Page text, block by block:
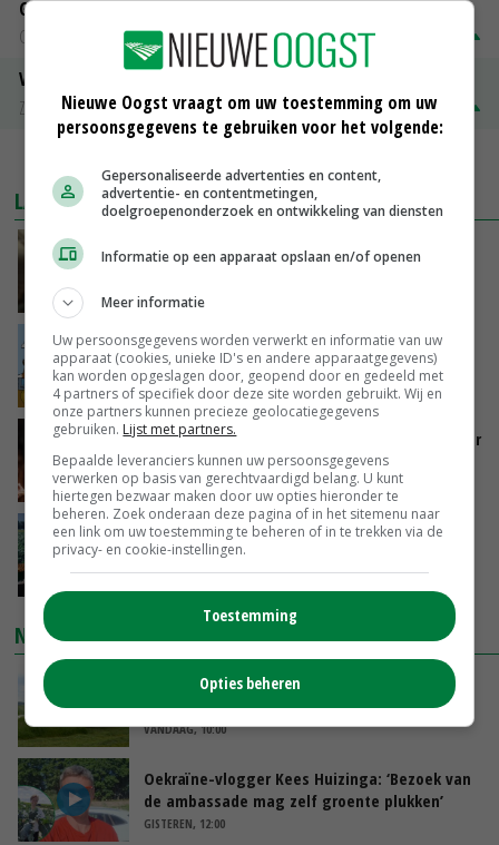
Gerst
Groningen
€ 197,00
Volle melkpoeder
Zuivel NL
€ 345,00 € 20,00
LAATSTE NIEUWS
‘Samenwerking A-ware en Amalthea gaat
zorgen voor meer balans’
VANDAAG, 16:01
Internationale vraag naar geitenzuivel blijft
groot: Nederland in Europese top
VANDAAG, 15:33
Vlaamse varkensstapel krimpt, pluimveesector
groeit door schaalvergroting
VANDAAG, 15:20
‘Cijfer jezelf niet weg en doe vooral ook waar
je gelukkig van wordt’
VANDAAG, 13:31
NIEUWSTE VIDEO'S
POAH!: John Deere 7730
VANDAAG, 10:00
Oekraïne-vlogger Kees Huizinga: ‘Bezoek van
de ambassade mag zelf groente plukken’
GISTEREN, 12:00
Nieuwe Oogst vraagt om uw toestemming om uw
persoonsgegevens te gebruiken voor het volgende:
Gepersonaliseerde advertenties en content,
advertentie- en contentmetingen,
doelgroepenonderzoek en ontwikkeling van diensten
Informatie op een apparaat opslaan en/of openen
Meer informatie
Uw persoonsgegevens worden verwerkt en informatie van uw
apparaat (cookies, unieke ID's en andere apparaatgegevens)
kan worden opgeslagen door, geopend door en gedeeld met
4 partners of specifiek door deze site worden gebruikt. Wij en
onze partners kunnen precieze geolocatiegegevens
gebruiken. Lijst met partners.
Bepaalde leveranciers kunnen uw persoonsgegevens
verwerken op basis van gerechtvaardigd belang. U kunt
hiertegen bezwaar maken door uw opties hieronder te
beheren. Zoek onderaan deze pagina of in het sitemenu naar
een link om uw toestemming te beheren of in te trekken via de
privacy- en cookie-instellingen.
Toestemming
Opties beheren